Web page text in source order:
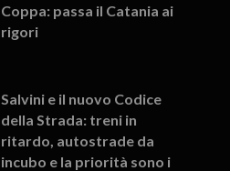
Coppa: passa il Catania ai
rigori
Salvini e il nuovo Codice
della Strada: treni in
ritardo, autostrade da
incubo e la priorità sono i